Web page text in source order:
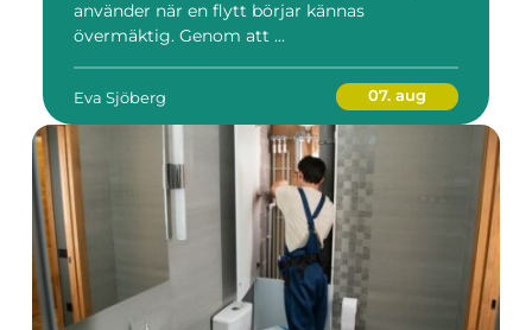
använder när en flytt börjar kännas
övermäktig. Genom att ...
Eva Sjöberg 07. aug